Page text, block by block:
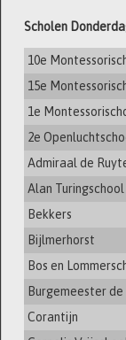
Scholen
10e
15e
1e
2e
Admiraal de
Alan Turingschool
Bekkers
Bijlmerhorst
Bos en
Burgemeester
Corantijn